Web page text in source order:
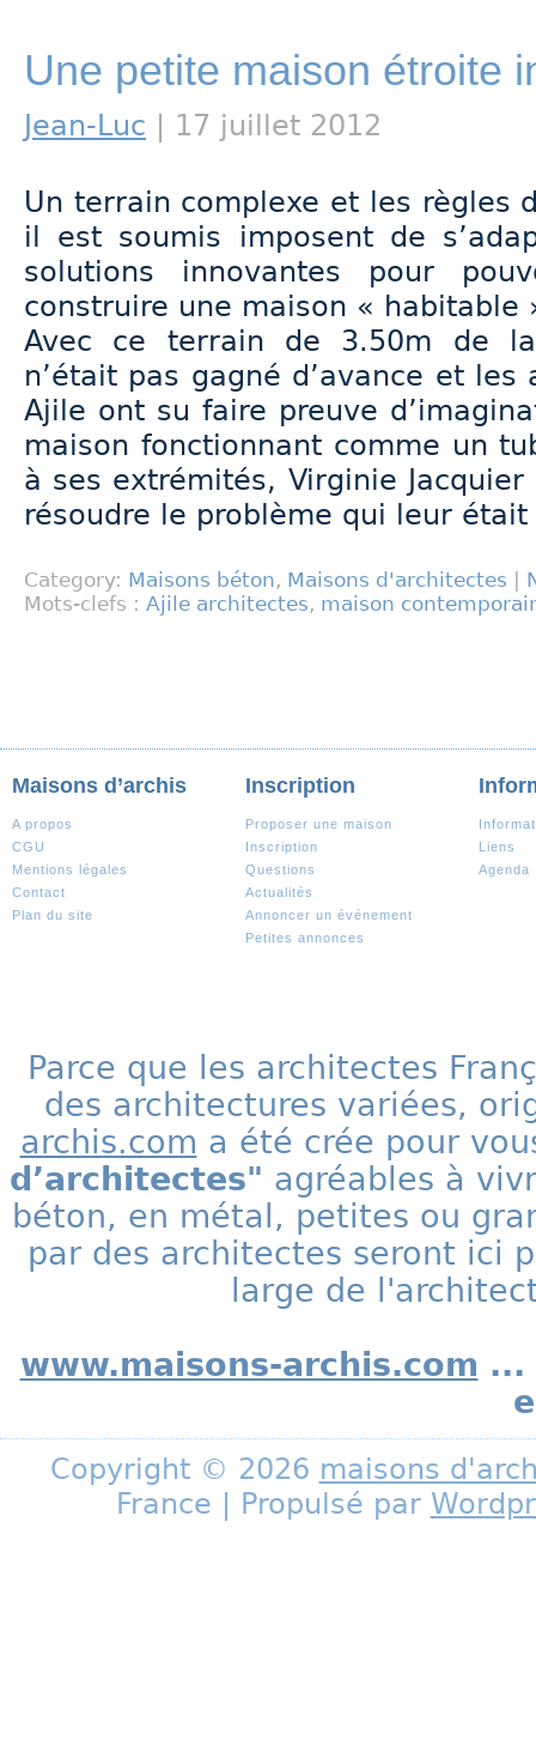
Une petite maison étroite
Jean-Luc | 17 juillet 2012
Un terrain complexe et les règles
il est soumis imposent de
solutions innovantes pour
construire une maison « habitable
Avec ce terrain de 3.50m de
n’était pas gagné d’avance et les
Ajile ont su faire preuve
maison fonctionnant comme un
à ses extrémités, Virginie
résoudre le problème qui leur était
Category: Maisons béton, Maisons d'architectes
Mots-clefs : Ajile architectes, maison
Maisons d’archis
A propos
CGU
Mentions légales
Contact
Plan du site
Inscription
Proposer une maison
Inscription
Questions
Actualités
Annoncer un événement
Petites annonces
Liens
Agenda
Parce que les architectes
des architectures variées,
archis.com a été crée pour
d’architectes" agréables à
béton, en métal, petites ou
par des architectes seront ici
large de
www.maisons-archis.com ...
Copyright © 2026 maisons
France | Propulsé par